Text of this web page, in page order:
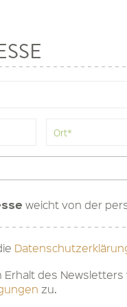
weicht von der
Erhalt des
zu.